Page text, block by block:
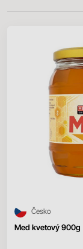
Med kvetový 900g
Česko